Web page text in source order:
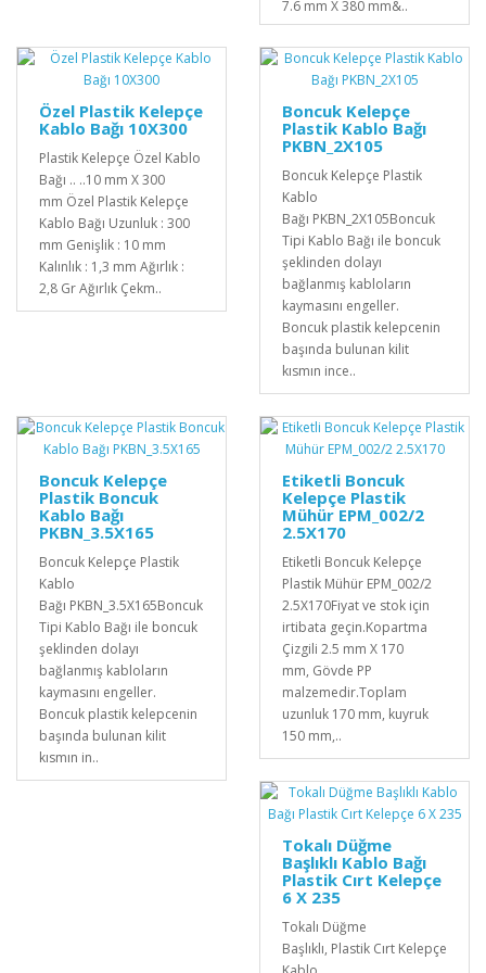
7.6 mm X 380 mm&..
Özel Plastik Kelepçe
Kablo Bağı 10X300
Plastik Kelepçe Özel Kablo
Bağı .. ..10 mm X 300
mm Özel Plastik Kelepçe
Kablo Bağı Uzunluk : 300
mm Genişlik : 10 mm
Kalınlık : 1,3 mm Ağırlık :
2,8 Gr Ağırlık Çekm..
Boncuk Kelepçe
Plastik Kablo Bağı
PKBN_2X105
Boncuk Kelepçe Plastik
Kablo
Bağı PKBN_2X105Boncuk
Tipi Kablo Bağı ile boncuk
şeklinden dolayı
bağlanmış kabloların
kaymasını engeller.
Boncuk plastik kelepcenin
başında bulunan kilit
kısmın ince..
Boncuk Kelepçe
Plastik Boncuk
Kablo Bağı
PKBN_3.5X165
Boncuk Kelepçe Plastik
Kablo
Bağı PKBN_3.5X165Boncuk
Tipi Kablo Bağı ile boncuk
şeklinden dolayı
bağlanmış kabloların
kaymasını engeller.
Boncuk plastik kelepcenin
başında bulunan kilit
kısmın in..
Etiketli Boncuk
Kelepçe Plastik
Mühür EPM_002/2
2.5X170
Etiketli Boncuk Kelepçe
Plastik Mühür EPM_002/2
2.5X170Fiyat ve stok için
irtibata geçin.Kopartma
Çizgili 2.5 mm X 170
mm, Gövde PP
malzemedir.Toplam
uzunluk 170 mm, kuyruk
150 mm,..
Tokalı Düğme
Başlıklı Kablo Bağı
Plastik Cırt Kelepçe
6 X 235
Tokalı Düğme
Başlıklı, Plastik Cırt Kelepçe